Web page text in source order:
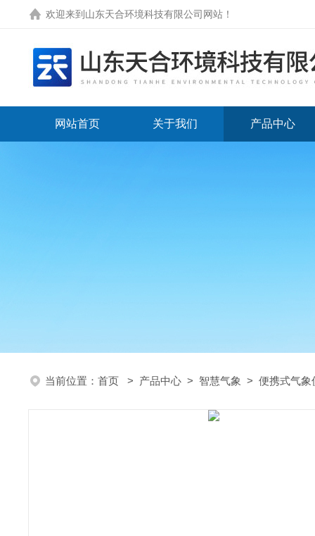
欢迎来到 山东天合环境科技有限公司网站 ！
网站首页 关于我们 产品中心
当前位置： 首页 > 产品中心 > 智慧气象 > 便携式气象